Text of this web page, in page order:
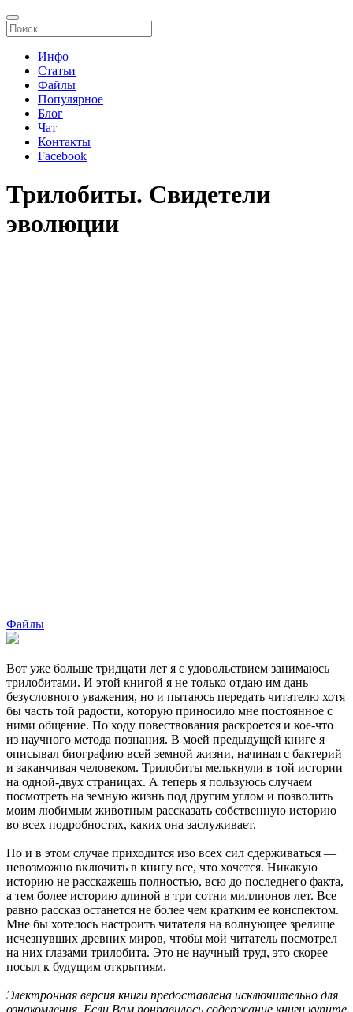
Инфо
Статьи
Файлы
Популярное
Блог
Чат
Контакты
Facebook
Трилобиты. Свидетели
эволюции
Файлы
Вот уже больше тридцати лет я с удовольствием занимаюсь
трилобитами. И этой книгой я не только отдаю им дань
безусловного уважения, но и пытаюсь передать читателю хотя
бы часть той радости, которую приносило мне постоянное с
ними общение. По ходу повествования раскроется и кое-что
из научного метода познания. В моей предыдущей книге я
описывал биографию всей земной жизни, начиная с бактерий
и заканчивая человеком. Трилобиты мелькнули в той истории
на одной-двух страницах. А теперь я пользуюсь случаем
посмотреть на земную жизнь под другим углом и позволить
моим любимым животным рассказать собственную историю
во всех подробностях, каких она заслуживает.
Но и в этом случае приходится изо всех сил сдерживаться —
невозможно включить в книгу все, что хочется. Никакую
историю не расскажешь полностью, всю до последнего факта,
а тем более историю длиной в три сотни миллионов лет. Все
равно рассказ останется не более чем кратким ее конспектом.
Мне бы хотелось настроить читателя на волнующее зрелище
исчезнувших древних миров, чтобы мой читатель посмотрел
на них глазами трилобита. Это не научный труд, это скорее
посыл к будущим открытиям.
Электронная версия книги предоставлена исключительно для
ознакомления. Если Вам понравилось содержание книги купите